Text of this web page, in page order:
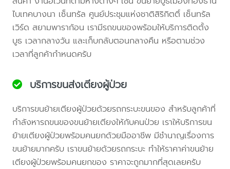
ไบเทคบางนา เซ็นทรัล ศูนย์ประชุมแห่งชาติสิริกิตติ์ เซ็นทรัล
เวิร์ด สยามพาราก้อน เรามีรถขนของพร้อมให้บริการติดตั้ง
บูธ เวลากลางวัน และเก็บกลับตอนกลางคืน หรือตามช่วง
เวลาที่ลูกค้ากำหนดครับ
บริการขนส่งเตียงผู้ป่วย
บริการขนย้ายเตียงผู้ป่วยด้วยรถกระบะขนของ สำหรับลูกค้าที่
กำลังหารถขนของขนย้ายเตียงให้กับคนป่วย เราให้บริการขน
ย้ายเตียงผู้ป่วยพร้อมคนยกด้วยมืออาชีพ มีชำนาญเรื่องการ
ขนย้ายมากครับ เราขนย้ายด้วยรถกระบะ ทำให้ราคาค่าขนย้าย
เตียงผู้ป่วยพร้อมคนยกของ ราคาจะถูกมากที่สุดเลยครับ